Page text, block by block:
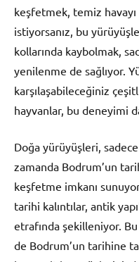
keşfetmek, temiz
istiyorsanız, bu
kollarında kaybolmak,
yenilenme de sağlıyor.
karşılaşabileceğiniz
hayvanlar, bu deneyimi
Doğa yürüyüşleri,
zamanda Bodrum’un
keşfetme imkanı
tarihi kalıntılar, antik
etrafında şekilleniyor.
de Bodrum’un tarihine